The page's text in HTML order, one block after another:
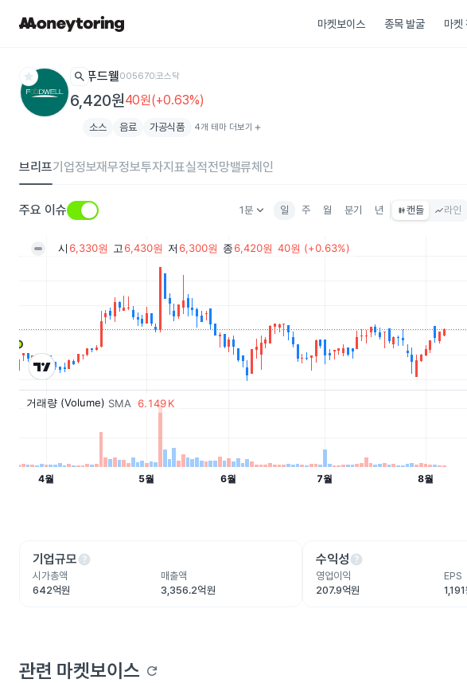
마켓보이스 종목 발굴 마켓
star search 푸드웰005670코스닥
6,420원40원(+0.63%)
소스 음료 가공식품 4개 테마 더보기 add
브리프기업정보재무정보투자지표실적전망밸류체인
주요 이슈 1분keyboard_arrow_down 일 주 월 분기 년 캔들 라인
기업규모help
시가총액
642억원
매출액
3,356.2억원
수익성help
영업이익
207.9억원
EPS
1,191
관련 마켓보이스 refresh